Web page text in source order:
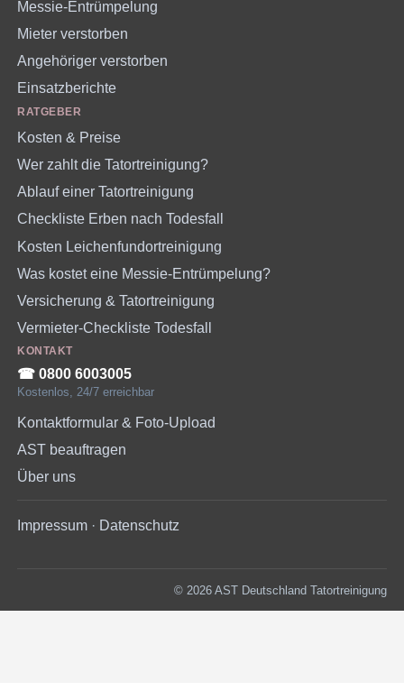
Messie-Entrümpelung
Mieter verstorben
Angehöriger verstorben
Einsatzberichte
RATGEBER
Kosten & Preise
Wer zahlt die Tatortreinigung?
Ablauf einer Tatortreinigung
Checkliste Erben nach Todesfall
Kosten Leichenfundortreinigung
Was kostet eine Messie-Entrümpelung?
Versicherung & Tatortreinigung
Vermieter-Checkliste Todesfall
KONTAKT
☎︎ 0800 6003005
Kostenlos, 24/7 erreichbar
Kontaktformular & Foto-Upload
AST beauftragen
Über uns
Impressum · Datenschutz
© 2026 AST Deutschland Tatortreinigung